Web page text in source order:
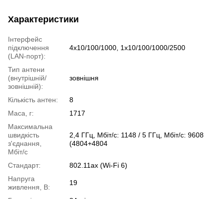
Характеристики
Інтерфейс
підключення
(LAN-порт):
4x10/100/1000, 1x10/100/1000/2500
Тип антени
(внутрішній/
зовнішній):
зовнішня
Кількість антен:
8
Маса, г:
1717
Максимальна
швидкість
з'єднання,
Мбіт/с
2,4 ГГц, Мбіт/с: 1148 / 5 ГГц, Мбіт/с: 9608
(4804+4804
Стандарт:
802.11ax (Wi-Fi 6)
Напруга
живлення, В:
19